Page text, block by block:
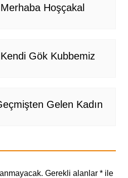
Hoşçakal
Gök Kubbemiz
Gelen Kadın
Gerekli alanlar *ile